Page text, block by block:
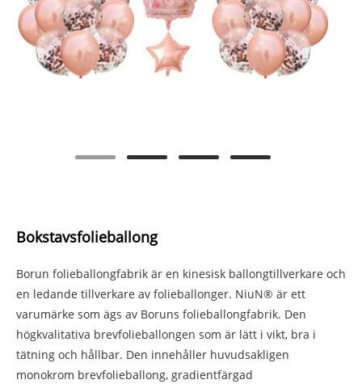
Bokstavsfolieballong
Borun folieballongfabrik är en kinesisk ballongtillverkare och
en ledande tillverkare av folieballonger. NiuN® är ett
varumärke som ägs av Boruns folieballongfabrik. Den
högkvalitativa brevfolieballongen som är lätt i vikt, bra i
tätning och hållbar. Den innehåller huvudsakligen
monokrom brevfolieballong, gradientfärgad